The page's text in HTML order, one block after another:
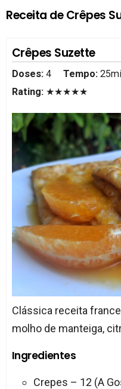
Receita de Crêpes
Crêpes Suzette
Doses: 4 Tempo:
Rating: ★★★★★
Clássica receita
molho de manteiga,
Ingredientes
Crepes – 12 (A